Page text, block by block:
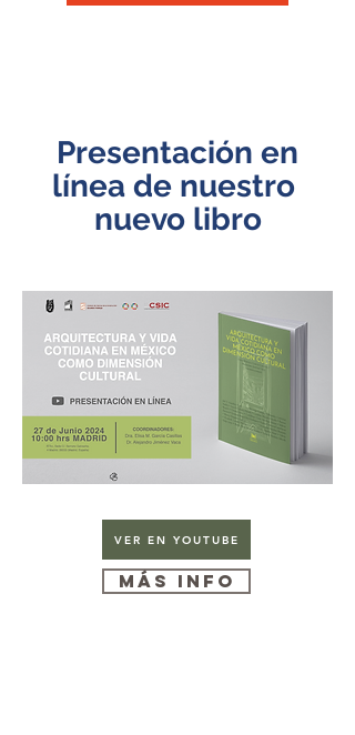
Presentación en
línea de nuestro
nuevo libro
VER EN YOUTUBE
MÁS INFO